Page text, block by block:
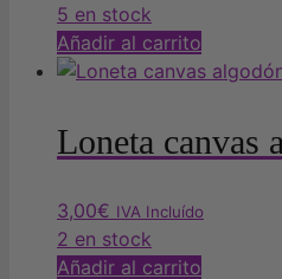
5 en stock
Añadir al carrito
Loneta canvas
3,00€ IVA Incluído
2 en stock
Añadir al carrito